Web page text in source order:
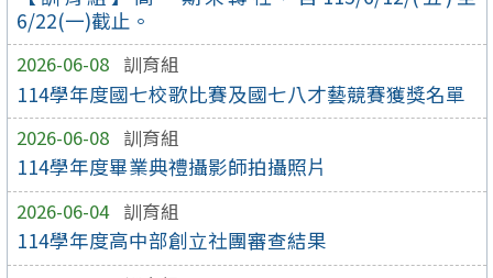
6/22(一)截止。
2026-06-08 訓育組
114學年度國七校歌比賽及國七八才藝競賽獲獎名單
2026-06-08 訓育組
114學年度畢業典禮攝影師拍攝照片
2026-06-04 訓育組
114學年度高中部創立社團審查結果